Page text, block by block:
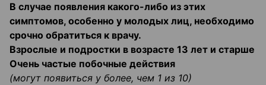
В случае появления какого-либо из этих
симптомов, особенно у молодых лиц, необходимо
срочно обратиться к врачу.
Взрослые и подростки в возрасте 13 лет и старше
Очень частые побочные действия
(могут появиться у более, чем 1 из 10)